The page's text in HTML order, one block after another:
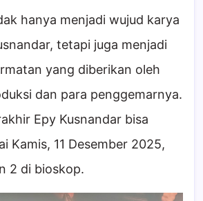
hanya menjadi wujud karya
tetapi juga menjadi
yang diberikan oleh
dan para penggemarnya.
Epy Kusnandar bisa
Kamis, 11 Desember 2025,
2 di bioskop.